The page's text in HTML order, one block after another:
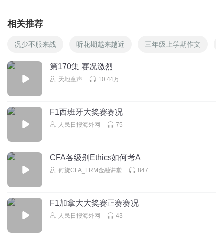
相关推荐
况少不服来战 听花期越来越近 三年级上学期作文
第170集 赛况激烈
天地童声 10.44万
F1西班牙大奖赛赛况
人民日报海外网 75
CFA各级别Ethics如何考A
何旋CFA_FRM金融讲堂 847
F1加拿大大奖赛正赛赛况
人民日报海外网 43